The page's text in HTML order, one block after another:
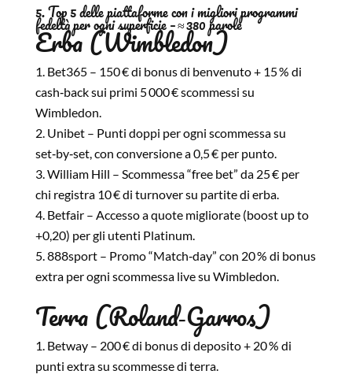
5. Top 5 delle piattaforme con i migliori programmi
fedeltà per ogni superficie – ≈ 380 parole
Erba (Wimbledon)
Bet365 – 150 € di bonus di benvenuto + 15 % di
cash‑back sui primi 5 000 € scommessi su
Wimbledon.
Unibet – Punti doppi per ogni scommessa su
set‑by‑set, con conversione a 0,5 € per punto.
William Hill – Scommessa “free bet” da 25 € per
chi registra 10 € di turnover su partite di erba.
Betfair – Accesso a quote migliorate (boost up to
+0,20) per gli utenti Platinum.
888sport – Promo “Match‑day” con 20 % di bonus
extra per ogni scommessa live su Wimbledon.
Terra (Roland‑Garros)
Betway – 200 € di bonus di deposito + 20 % di
punti extra su scommesse di terra.